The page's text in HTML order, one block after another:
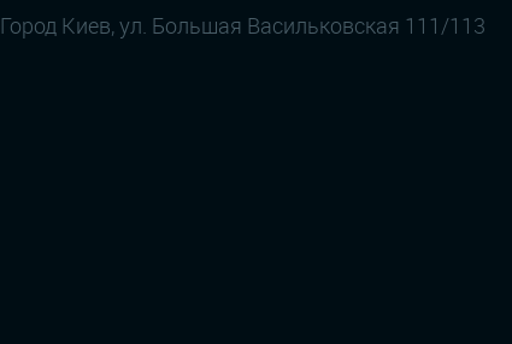
Город Киев, ул. Большая Васильковская 111/113